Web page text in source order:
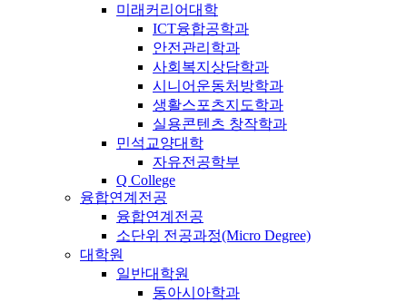
미래커리어대학
ICT융합공학과
안전관리학과
사회복지상담학과
시니어운동처방학과
생활스포츠지도학과
실용콘텐츠 창작학과
민석교양대학
자유전공학부
Q College
융합연계전공
융합연계전공
소단위 전공과정(Micro Degree)
대학원
일반대학원
동아시아학과